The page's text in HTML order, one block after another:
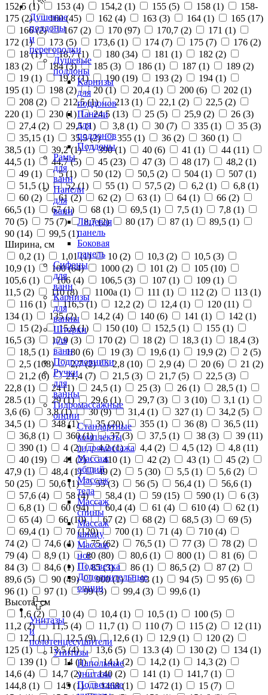
Душевые
поддоны
и
перегородки
Душевые
поддоны
Карнизы
для
поддонов
Панели
для
поддонов
Поддоны
Рамы
для
ванн
Панели
для
ванн
Лицевая
панель
Боковая
панель
Сифоны
для
ванн
Карнизы
для
ванны
Шторки
для
ванн
Подголовники
Ручки
для
ванны
Гидромассажные
опции
Стандартные
комплекты
гидромассажа
Массаж
общий
Массаж
тела
Массаж
спины
Массаж
шиацу
Массаж
ног
Подсветка
Дополнительные
опции
Унитазы
и
полотенцесушители
Унитазы
Напольные
унитазы
Подвесные
152,5 (1) 153 (4) 154,2 (1) 155 (5) 158 (1)
158-
175 (2) 160 (45) 162 (4) 163 (3) 164 (1) 165 (17)
166 (2) 167 (2) 170 (97) 170,7 (2) 171 (1)
172 (1) 173 (5) 173,6 (1) 174 (7) 175 (7) 176 (2)
18 (1) 18,7 (1) 180 (34) 181 (1) 182 (2)
183 (2) 184 (3) 185 (3) 186 (1) 187 (1) 189 (2)
19 (1) 19,8 (1) 190 (19) 193 (2) 194 (1)
195 (1) 198 (2) 20 (1) 20,4 (1) 200 (6) 202 (1)
208 (2) 212,5 (1) 213 (1) 22,1 (2) 22,5 (2)
220 (1) 230 (1) 24,5 (13) 25 (5) 25,9 (2) 26 (3)
27,4 (2) 29,5 (1) 3,8 (1) 30 (7) 335 (1) 35 (3)
35,15 (1) 35,5 (2) 355 (1) 36 (2) 360 (1)
38,5 (1) 39,2 (1) 390 (1) 40 (6) 41 (1) 44 (11)
44,5 (1) 44,7 (5) 45 (23) 47 (3) 48 (17) 48,2 (1)
49 (1) 5 (1) 50 (12) 50,5 (2) 504 (1) 507 (1)
51,5 (1) 52 (1) 55 (1) 57,5 (2) 6,2 (1) 6,8 (1)
60 (2) 61 (2) 62 (2) 63 (1) 64 (1) 66 (2)
66,5 (1) 67 (1) 68 (1) 69,5 (1) 7,5 (1) 7,8 (1)
70 (5) 75 (7) 8,7 (2) 80 (17) 87 (1) 89,5 (1)
90 (14) 99,5 (1)
Ширина, см
0,2 (1) 1,01 (1) 10 (2) 10,3 (2) 10,5 (3)
10,9 (1) 100 (64) 1000 (2) 101 (2) 105 (10)
105,6 (1) 106 (4) 106,5 (3) 107 (1) 109 (1)
11,5 (2) 110 (8) 1100а (1) 111 (1) 112 (2) 113 (1)
116 (1) 116,5 (1) 12,2 (2) 12,4 (1) 120 (11)
134 (1) 135 (2) 14,2 (4) 140 (6) 141 (1) 142 (1)
15 (2) 15,9 (1) 150 (10) 152,5 (1) 155 (1)
16,5 (3) 17,9 (3) 170 (2) 18 (2) 18,3 (1) 18,4 (3)
18,5 (1) 180 (6) 19 (3) 19,6 (1) 19,9 (2) 2 (5)
2,5 (108) 2,7 (2) 2,8 (10) 2,9 (4) 20 (6) 21 (2)
21,2 (6) 21,4 (7) 21,5 (3) 21,7 (5) 22,5 (3)
22,8 (1) 24 (1) 24,5 (1) 25 (3) 26 (1) 28,5 (1)
28.5 (1) 29 (1) 29,6 (1) 29,7 (3) 3 (10) 3,1 (1)
3,6 (6) 3,8 (1) 30 (9) 31,4 (1) 327 (1) 34,2 (5)
34,5 (1) 348 (1) 35 (20) 355 (1) 36 (8) 36,5 (11)
36,8 (1) 360 (1) 37 (3) 37,5 (1) 38 (3) 39 (11)
390 (1) 4 (2) 4,2 (1) 4,4 (2) 4,5 (12) 4,8 (11)
40 (19) 41 (2) 410 (1) 42 (2) 43 (1) 45 (2)
47,9 (1) 48,4 (1) 49 (2) 5 (30) 5,5 (1) 5,6 (2)
50 (25) 50,6 (1) 55 (3) 56 (5) 56,4 (1) 56,6 (1)
57,6 (4) 58 (4) 58,4 (1) 59 (15) 590 (1) 6 (3)
6,8 (1) 60 (94) 60,4 (4) 61 (4) 610 (4) 62 (1)
65 (4) 66 (10) 67 (2) 68 (2) 68,5 (3) 69 (5)
69,4 (1) 70 (120) 700 (1) 71 (4) 710 (4)
74 (2) 74,6 (4) 75 (62) 76,5 (1) 77 (3) 78 (2)
79 (4) 8,9 (1) 80 (80) 80,6 (1) 800 (1) 81 (6)
84 (3) 84,6 (1) 85 (3) 86 (1) 86,5 (2) 87 (2)
89,6 (5) 90 (49) 900 (1) 93 (1) 94 (5) 95 (6)
96 (1) 97 (1) 99 (3) 99,4 (3) 99,6 (1)
Высота, см
1,6 (2) 10 (4) 10,4 (1) 10,5 (1) 100 (5)
11,2 (2) 11,5 (4) 11,7 (1) 110 (7) 115 (2) 12 (11)
12,1 (1) 12,5 (9) 12,6 (1) 12,9 (1) 120 (2)
125 (1) 13,5 (4) 13,6 (5) 13.3 (4) 130 (2) 134 (1)
139 (1) 14 (1) 14,1 (2) 14,2 (1) 14,3 (2)
14,6 (4) 14,7 (2) 140 (2) 141 (1) 141,7 (1)
144,8 (1) 145 (1) 1468 (1) 1472 (1) 15 (7)